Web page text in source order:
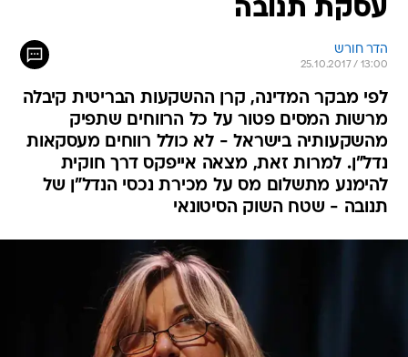
עסקת תנובה
הדר חורש
25.10.2017 / 13:00
לפי מבקר המדינה, קרן ההשקעות הבריטית קיבלה
מרשות המסים פטור על כל הרווחים שתפיק
מהשקעותיה בישראל - לא כולל רווחים מעסקאות
נדל"ן. למרות זאת, מצאה אייפקס דרך חוקית
להימנע מתשלום מס על מכירת נכסי הנדל"ן של
תנובה - שטח השוק הסיטונאי